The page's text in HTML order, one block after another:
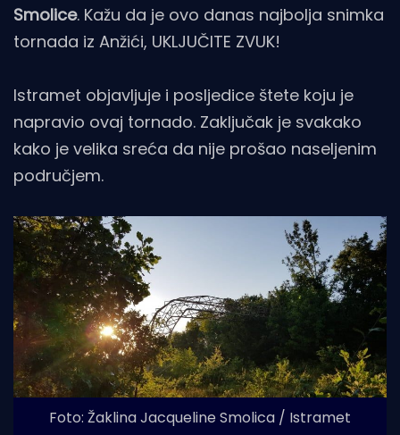
Smolice. Kažu da je ovo danas najbolja snimka
tornada iz Anžići, UKLJUČITE ZVUK!
Istramet objavljuje i posljedice štete koju je
napravio ovaj tornado. Zaključak je svakako
kako je velika sreća da nije prošao naseljenim
područjem.
Foto: Žaklina Jacqueline Smolica / Istramet